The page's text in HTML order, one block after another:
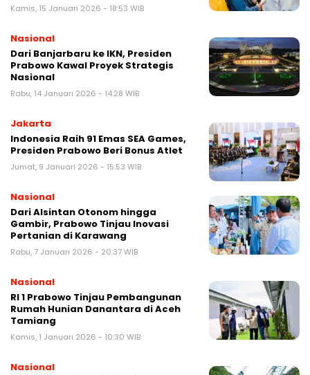
Kamis, 15 Januari 2026 - 18:53 WIB
Nasional
Dari Banjarbaru ke IKN, Presiden
Prabowo Kawal Proyek Strategis
Nasional
Rabu, 14 Januari 2026 - 14:28 WIB
Jakarta
Indonesia Raih 91 Emas SEA Games,
Presiden Prabowo Beri Bonus Atlet
Jumat, 9 Januari 2026 - 15:53 WIB
Nasional
Dari Alsintan Otonom hingga
Gambir, Prabowo Tinjau Inovasi
Pertanian di Karawang
Rabu, 7 Januari 2026 - 20:37 WIB
Nasional
RI 1 Prabowo Tinjau Pembangunan
Rumah Hunian Danantara di Aceh
Tamiang
Kamis, 1 Januari 2026 - 10:30 WIB
Nasional